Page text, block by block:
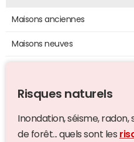
Maisons anciennes
Maisons neuves
Risques naturels
Inondation, séisme, radon,
de forêt... quels sont les